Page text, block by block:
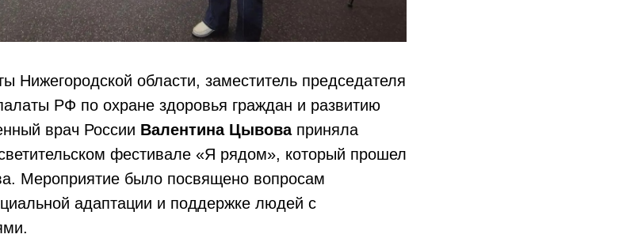
Нижегородской области, заместитель председателя
РФ по охране здоровья граждан и развитию
врач России Валентина Цывоваприняла
фестивале «Я рядом», который прошел
Мероприятие было посвящено вопросам
адаптации и поддержке людей с